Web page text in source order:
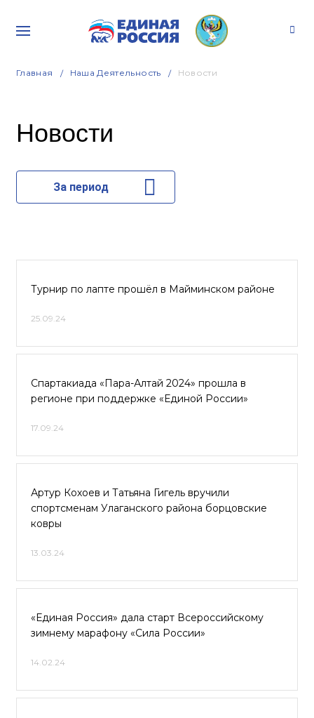
Главная Наша Деятельность Новости
Новости
За период
Турнир по лапте прошёл в Майминском районе
25.09.24
Спартакиада «Пара-Алтай 2024» прошла в
регионе при поддержке «Единой России»
17.09.24
Артур Кохоев и Татьяна Гигель вручили
спортсменам Улаганского района борцовские
ковры
13.03.24
«Единая Россия» дала старт Всероссийскому
зимнему марафону «Сила России»
14.02.24